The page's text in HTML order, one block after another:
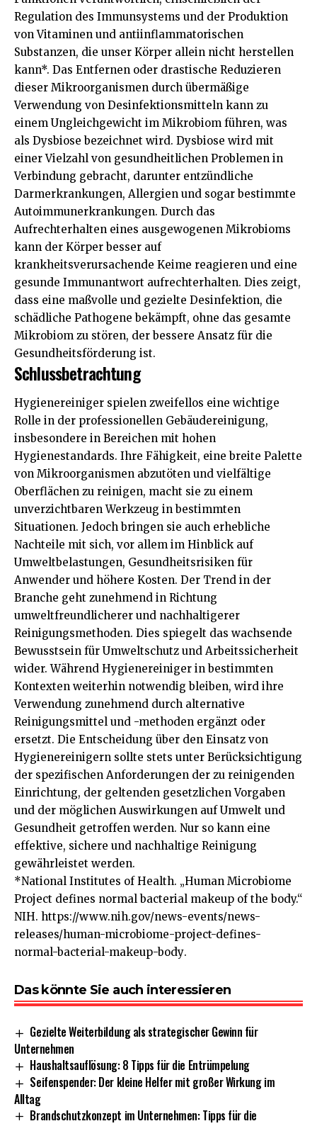
Regulation des Immunsystems und der Produktion
von Vitaminen und antiinflammatorischen
Substanzen, die unser Körper allein nicht herstellen
kann*. Das Entfernen oder drastische Reduzieren
dieser Mikroorganismen durch übermäßige
Verwendung von Desinfektionsmitteln kann zu
einem Ungleichgewicht im Mikrobiom führen, was
als Dysbiose bezeichnet wird. Dysbiose wird mit
einer Vielzahl von gesundheitlichen Problemen in
Verbindung gebracht, darunter entzündliche
Darmerkrankungen, Allergien und sogar bestimmte
Autoimmunerkrankungen. Durch das
Aufrechterhalten eines ausgewogenen Mikrobioms
kann der Körper besser auf
krankheitsverursachende Keime reagieren und eine
gesunde Immunantwort aufrechterhalten. Dies zeigt,
dass eine maßvolle und gezielte Desinfektion, die
schädliche Pathogene bekämpft, ohne das gesamte
Mikrobiom zu stören, der bessere Ansatz für die
Gesundheitsförderung ist.
Schlussbetrachtung
Hygienereiniger spielen zweifellos eine wichtige
Rolle in der professionellen Gebäudereinigung,
insbesondere in Bereichen mit hohen
Hygienestandards. Ihre Fähigkeit, eine breite Palette
von Mikroorganismen abzutöten und vielfältige
Oberflächen zu reinigen, macht sie zu einem
unverzichtbaren Werkzeug in bestimmten
Situationen. Jedoch bringen sie auch erhebliche
Nachteile mit sich, vor allem im Hinblick auf
Umweltbelastungen, Gesundheitsrisiken für
Anwender und höhere Kosten. Der Trend in der
Branche geht zunehmend in Richtung
umweltfreundlicherer und nachhaltigerer
Reinigungsmethoden. Dies spiegelt das wachsende
Bewusstsein für Umweltschutz und Arbeitssicherheit
wider. Während Hygienereiniger in bestimmten
Kontexten weiterhin notwendig bleiben, wird ihre
Verwendung zunehmend durch alternative
Reinigungsmittel und -methoden ergänzt oder
ersetzt. Die Entscheidung über den Einsatz von
Hygienereinigern sollte stets unter Berücksichtigung
der spezifischen Anforderungen der zu reinigenden
Einrichtung, der geltenden gesetzlichen Vorgaben
und der möglichen Auswirkungen auf Umwelt und
Gesundheit getroffen werden. Nur so kann eine
effektive, sichere und nachhaltige Reinigung
gewährleistet werden.
*National Institutes of Health. „Human Microbiome
Project defines normal bacterial makeup of the body.“
NIH. https://www.nih.gov/news-events/news-
releases/human-microbiome-project-defines-
normal-bacterial-makeup-body.
Das könnte Sie auch interessieren
Gezielte Weiterbildung als strategischer Gewinn für
Unternehmen
Haushaltsauflösung: 8 Tipps für die Entrümpelung
Seifenspender: Der kleine Helfer mit großer Wirkung im
Alltag
Brandschutzkonzept im Unternehmen: Tipps für die